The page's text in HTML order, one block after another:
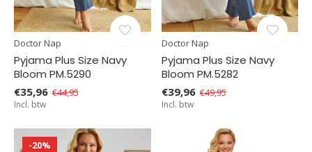
Doctor Nap
Pyjama Plus Size Navy
Bloom PM.5290
€35,96 €44,95
Incl. btw
Doctor Nap
Pyjama Plus Size Navy
Bloom PM.5282
€39,96 €49,95
Incl. btw
-20%